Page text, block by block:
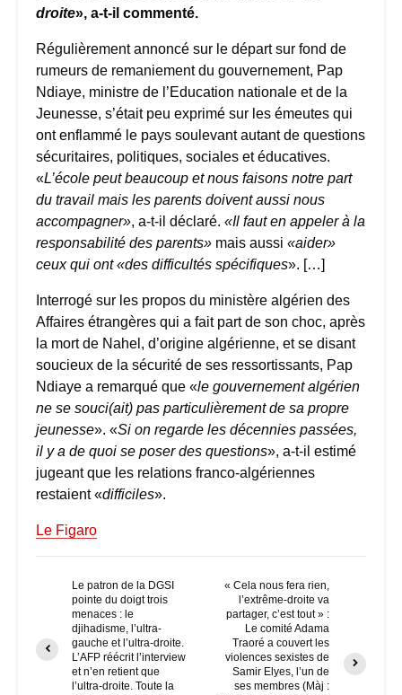
droite», a-t-il commenté.
Régulièrement annoncé sur le départ sur fond de
rumeurs de remaniement du gouvernement, Pap
Ndiaye, ministre de l’Education nationale et de la
Jeunesse, s’était peu exprimé sur les émeutes qui
ont enflammé le pays soulevant autant de questions
sécuritaires, politiques, sociales et éducatives.
«L’école peut beaucoup et nous faisons notre part
du travail mais les parents doivent aussi nous
accompagner», a-t-il déclaré. «Il faut en appeler à la
responsabilité des parents» mais aussi «aider»
ceux qui ont «des difficultés spécifiques». […]
Interrogé sur les propos du ministère algérien des
Affaires étrangères qui a fait part de son choc, après
la mort de Nahel, d’origine algérienne, et se disant
soucieux de la sécurité de ses ressortissants, Pap
Ndiaye a remarqué que «le gouvernement algérien
ne se souci(ait) pas particulièrement de sa propre
jeunesse». «Si on regarde les décennies passées,
il y a de quoi se poser des questions», a-t-il estimé
jugeant que les relations franco-algériennes
restaient «difficiles».
Le Figaro
Le patron de la DGSI
pointe du doigt trois
menaces : le
djihadisme, l’ultra-
gauche et l’ultra-droite.
L’AFP réécrit l’interview
et n’en retient que
l’ultra-droite. Toute la
« Cela nous fera rien,
l’extrême-droite va
partager, c’est tout » :
Le comité Adama
Traoré a couvert les
violences sexistes de
Samir Elyes, l’un de
ses membres (Màj :